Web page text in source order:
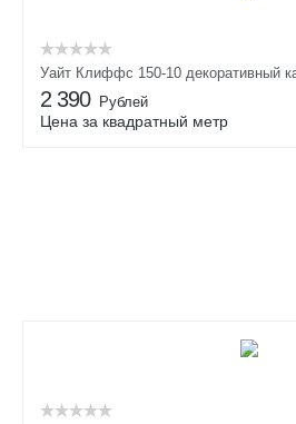
Уайт Клиффс 150-10 декоративный
2 390 Рублей
Цена за квадратный метр